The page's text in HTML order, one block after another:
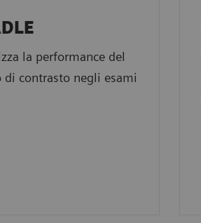
la performance del
di contrasto negli esami